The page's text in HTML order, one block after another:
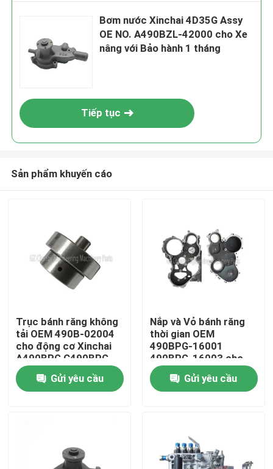
Nhà
Bơm nước Xinchai 4D35G Assy
OE NO. A490BZL-42000 cho Xe
nâng với Bảo hành 1 tháng
Tiếp tục
Sản phẩm khuyến cáo
Trục bánh răng không
tải OEM 490B-02004
cho động cơ Xinchai
A490BPG C490BPG
B490BPG A495BPG
A498BPG 4D27G31
với bảo hành 3 tháng
Gửi yêu cầu
Nắp và Vỏ bánh răng
thời gian OEM
490BPG-16001
490BPG-16003 cho
Xe nâng Xinchai
A490BPG 4D27G31
Gửi yêu cầu